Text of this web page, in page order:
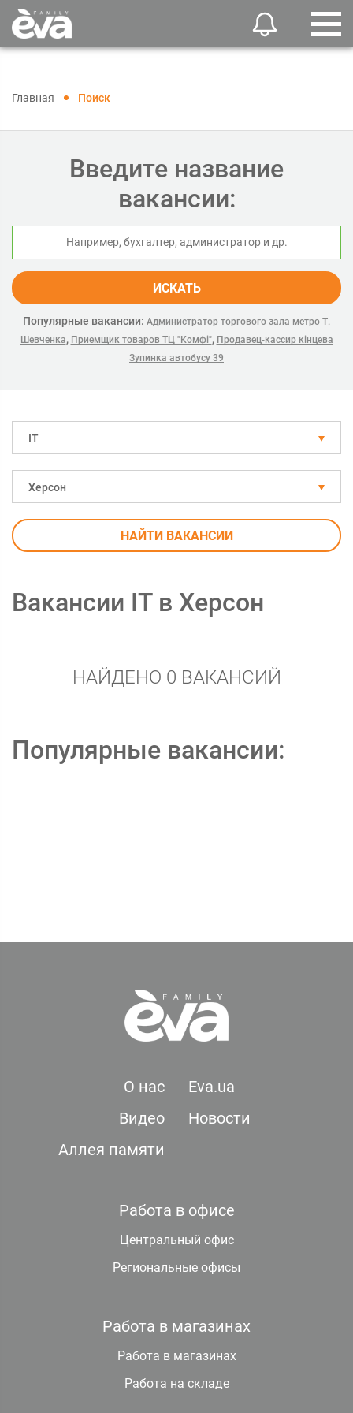
Главная Поиск
Введите название
вакансии:
ИСКАТЬ
Популярные вакансии: Администратор торгового зала метро Т.
Шевченка, Приемщик товаров ТЦ "Комфі", Продавец-кассир кінцева
Зупинка автобусу 39
IT
Херсон
НАЙТИ ВАКАНСИИ
Вакансии IT в Херсон
НАЙДЕНО 0 ВАКАНСИЙ
Популярные вакансии:
О нас
Eva.ua
Видео
Новости
Аллея памяти
Работа в офисе
Центральный офис
Региональные офисы
Работа в магазинах
Работа в магазинах
Работа на складе